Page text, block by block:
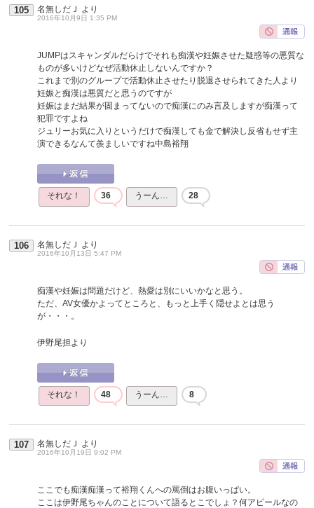
105 名無しだＪ より
2016年10月9日 1:35 PM
JUMPはスキャンダルだらけでそれも痴漢や妊娠させた疑惑等の悪質な
ものが多いけどなぜ活動休止しないんですか？
これまで別のグループで活動休止させたり脱退させられてきた人より
妊娠と痴漢は悪質だと思うのですが
妊娠はまだ結果が固まってないので痴漢にのみ言及しますが痴漢って
犯罪ですよね
ジュリーお気に入りというだけで痴漢しても金で解決し反省もせず主
演できるなんて羨ましいですね中島裕翔
それな！ 36 うーん… 28
106 名無しだＪ より
2016年10月13日 5:47 PM
痴漢や妊娠は問題だけど、熱愛は別にいいかなと思う。
ただ、AV女優かよってところと、もっと上手く隠せよとは思う
が・・・。
伊野尾担より
それな！ 48 うーん… 8
107 名無しだＪ より
2016年10月19日 9:02 PM
ここでも痴漢痴漢って裕翔くんへの罵倒はお腹いっぱい。
ここは伊野尾ちゃんのことについて語るとこでしょ？何アピールなの